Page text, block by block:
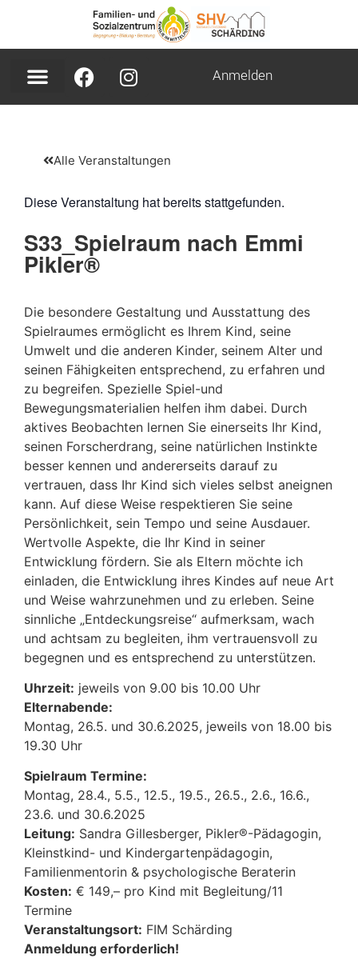
Anmelden
Alle Veranstaltungen
Diese Veranstaltung hat bereits stattgefunden.
S33_Spielraum nach Emmi
Pikler®
Die besondere Gestaltung und Ausstattung des
Spielraumes ermöglicht es Ihrem Kind, seine
Umwelt und die anderen Kinder, seinem Alter und
seinen Fähigkeiten entsprechend, zu erfahren und
zu begreifen. Spezielle Spiel-und
Bewegungsmaterialien helfen ihm dabei. Durch
aktives Beobachten lernen Sie einerseits Ihr Kind,
seinen Forscherdrang, seine natürlichen Instinkte
besser kennen und andererseits darauf zu
vertrauen, dass Ihr Kind sich vieles selbst aneignen
kann. Auf diese Weise respektieren Sie seine
Persönlichkeit, sein Tempo und seine Ausdauer.
Wertvolle Aspekte, die Ihr Kind in seiner
Entwicklung fördern. Sie als Eltern möchte ich
einladen, die Entwicklung ihres Kindes auf neue Art
und Weise wahrzunehmen und zu erleben. Seine
sinnliche „Entdeckungsreise“ aufmerksam, wach
und achtsam zu begleiten, ihm vertrauensvoll zu
begegnen und es entsprechend zu unterstützen.
Uhrzeit: jeweils von 9.00 bis 10.00 Uhr
Elternabende:
Montag, 26.5. und 30.6.2025, jeweils von 18.00 bis
19.30 Uhr
Spielraum Termine:
Montag, 28.4., 5.5., 12.5., 19.5., 26.5., 2.6., 16.6.,
23.6. und 30.6.2025
Leitung: Sandra Gillesberger, Pikler®-Pädagogin,
Kleinstkind- und Kindergartenpädagogin,
Familienmentorin & psychologische Beraterin
Kosten: € 149,– pro Kind mit Begleitung/11
Termine
Veranstaltungsort: FIM Schärding
Anmeldung erforderlich!